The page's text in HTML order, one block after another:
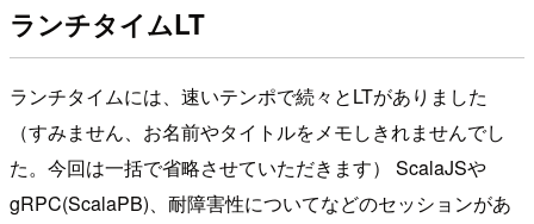
ランチタイムLT
ランチタイムには、速いテンポで続々とLTがありました
（すみません、お名前やタイトルをメモしきれませんでし
た。今回は一括で省略させていただきます） ScalaJSや
gRPC(ScalaPB)、耐障害性についてなどのセッションがあ